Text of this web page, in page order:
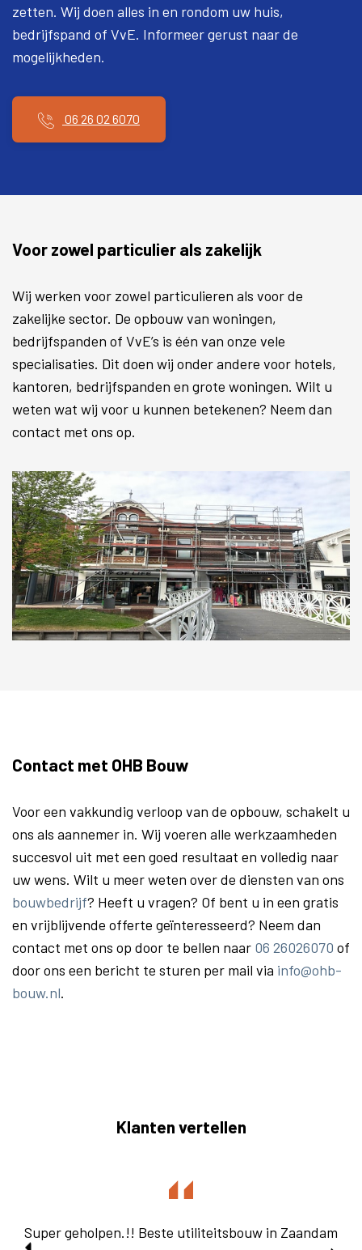
zetten. Wij doen alles in en rondom uw huis,
bedrijfspand of VvE. Informeer gerust naar de
mogelijkheden.
06 26 02 6070
Voor zowel particulier als zakelijk
Wij werken voor zowel particulieren als voor de
zakelijke sector. De opbouw van woningen,
bedrijfspanden of VvE’s is één van onze vele
specialisaties. Dit doen wij onder andere voor hotels,
kantoren, bedrijfspanden en grote woningen. Wilt u
weten wat wij voor u kunnen betekenen? Neem dan
contact met ons op.
Contact met OHB Bouw
Voor een vakkundig verloop van de opbouw, schakelt u
ons als aannemer in. Wij voeren alle werkzaamheden
succesvol uit met een goed resultaat en volledig naar
uw wens. Wilt u meer weten over de diensten van ons
bouwbedrijf? Heeft u vragen? Of bent u in een gratis
en vrijblijvende offerte geïnteresseerd? Neem dan
contact met ons op door te bellen naar 06 26026070 of
door ons een bericht te sturen per mail via info@ohb-
bouw.nl.
Klanten vertellen
Super geholpen.!! Beste utiliteitsbouw in Zaandam